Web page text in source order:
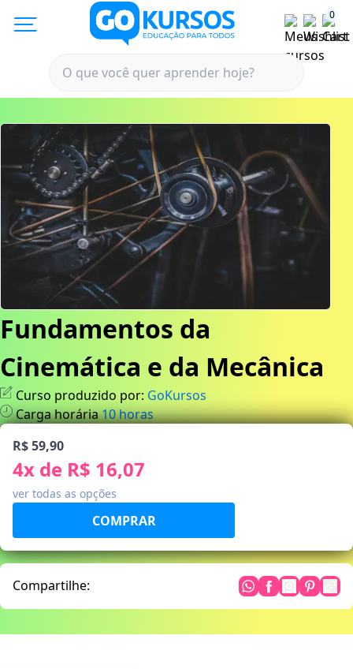
0
Fundamentos da
Cinemática e da Mecânica
Curso produzido por: GoKursos
Carga horária10horas
R$ 59,90
4x de R$ 16,07
ver todas as opções
Compartilhe: